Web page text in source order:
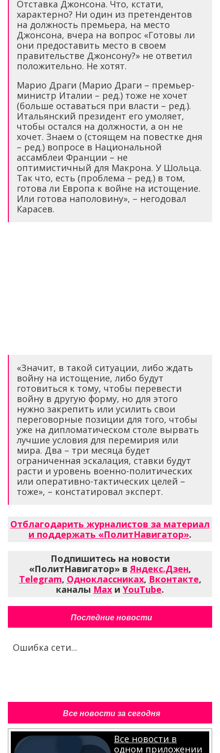
Отставка Джонсона. Что, кстати,
характерно? Ни один из претендентов
на должность премьера, на место
Джонсона, вчера на вопрос «Готовы ли
они предоставить место в своем
правительстве Джонсону?» не ответил
положительно. Не хотят.
Марио Драги (Марио Драги – премьер-
министр Италии – ред.) тоже не хочет
(больше оставаться при власти – ред.).
Итальянский президент его умоляет,
чтобы остался на должности, а он не
хочет. Знаем о (стоящем на повестке дня
– ред.) вопросе в Национальной
ассамблеи Франции – не
оптимистичный для Макрона. У Шольца.
Так что, есть (проблема – ред.) в том,
готова ли Европа к войне на истощение.
Или готова наполовину», – негодовал
Карасев.
«Значит, в такой ситуации, либо ждать
войну на истощение, либо будут
готовиться к тому, чтобы перевести
войну в другую форму, но для этого
нужно закрепить или усилить свои
переговорные позиции для того, чтобы
уже на дипломатическом столе вырвать
лучшие условия для перемирия или
мира. Два – три месяца будет
ограниченная эскалация, ставки будут
расти и уровень военно-политических
или оперативно-тактических целей –
тоже», – констатировал эксперт.
Отблагодарить журналистов за материал
и поддержать «ПолитНавигатор».
Подпишитесь на новости
«ПолитНавигатор» вЯндекс.Дзен,
Telegram, Одноклассниках, Вконтакте,
каналы Max и YouTube.
Последние новости
Ошибка сети...
Все новости за сегодня
Все новости в
одном приложении